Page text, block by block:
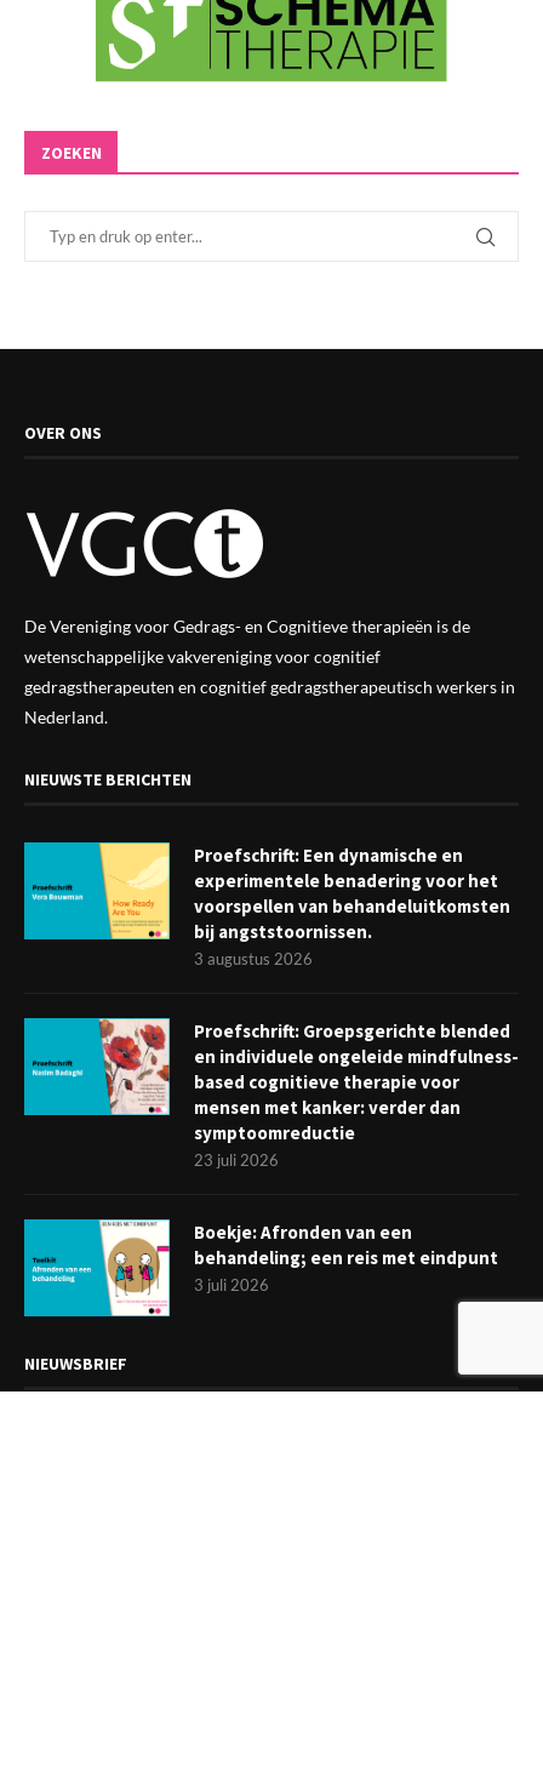
ZOEKEN
OVER ONS
De Vereniging voor Gedrags- en Cognitieve therapieën is de
wetenschappelijke vakverenigingvoor cognitief
gedragstherapeuten en cognitief gedragstherapeutisch werkers in
Nederland.
NIEUWSTE BERICHTEN
Proefschrift: Een dynamische en
experimentele benadering voor het
voorspellen van behandeluitkomsten
bij angststoornissen.
3 augustus 2026
Proefschrift: Groepsgerichte blended
en individuele ongeleide mindfulness-
based cognitieve therapie voor
mensen met kanker: verder dan
symptoomreductie
23 juli 2026
Boekje: Afronden van een
behandeling; een reis met eindpunt
3 juli 2026
NIEUWSBRIEF